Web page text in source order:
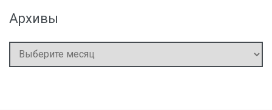
Архивы
Архивы